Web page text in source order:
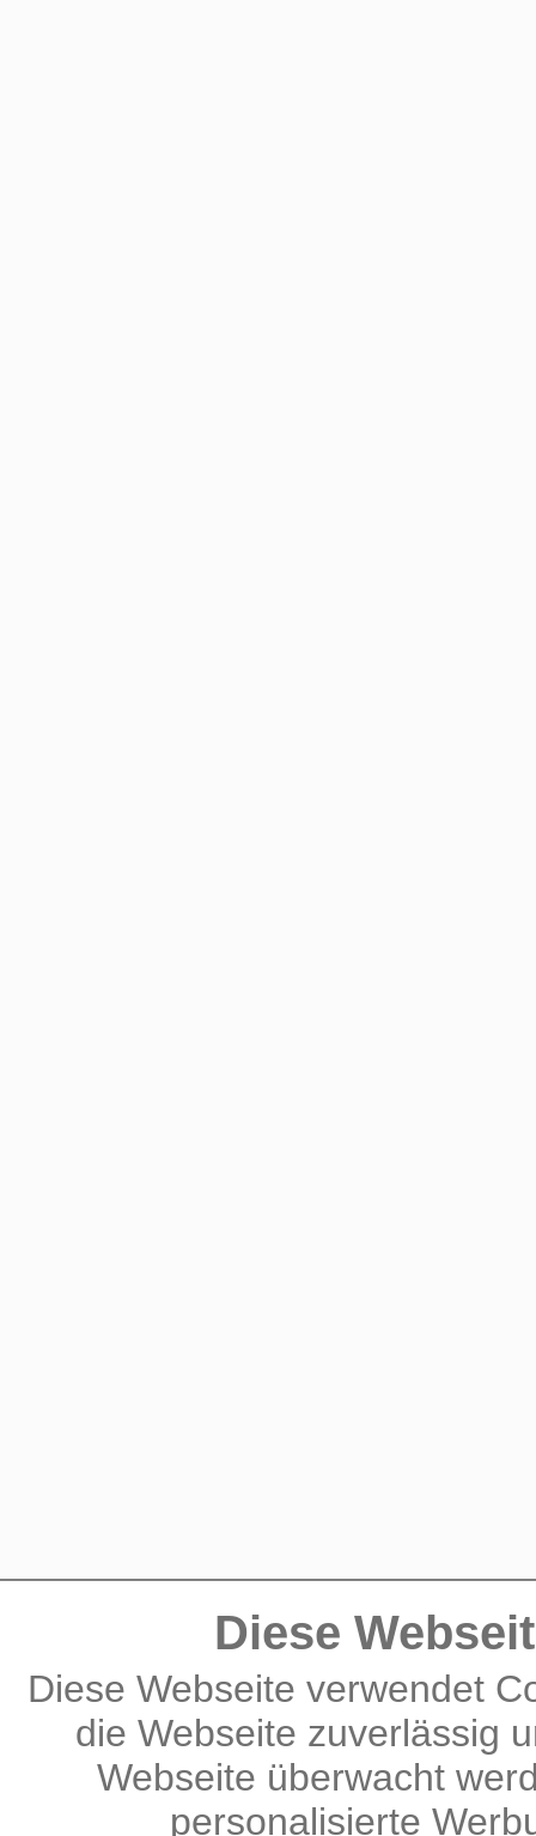
Diese
Diese Webseite verwendet
die Webseite zuverlässig
Webseite überwacht
personalisierte